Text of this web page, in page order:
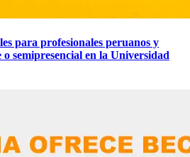
para profesionales peruanos y
semipresencial en la Universidad